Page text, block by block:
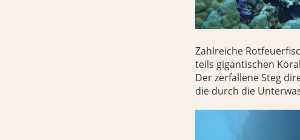
Zahlreiche
teils gigantischen
Der zerfallene Steg
die durch die